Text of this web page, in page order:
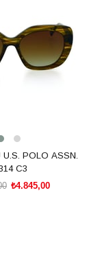
U.S. POLO ASSN.
C3
₺4.845,00